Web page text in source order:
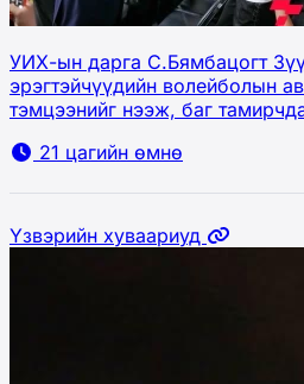
УИХ-ын дарга С.Бямбацогт
эрэгтэйчүүдийн волейболын
тэмцээнийг нээж, баг
21 цагийн өмнө
Үзвэрийн хуваариуд